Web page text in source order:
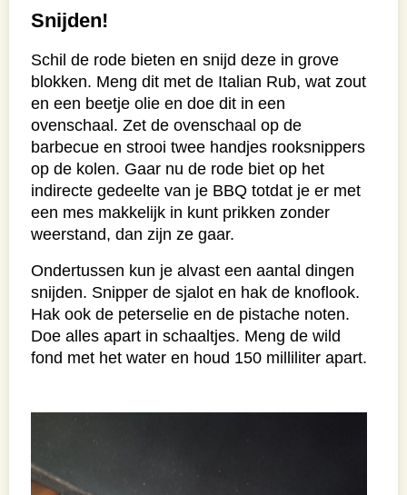
Snijden!
Schil de rode bieten en snijd deze in grove
blokken. Meng dit met de Italian Rub, wat zout
en een beetje olie en doe dit in een
ovenschaal. Zet de ovenschaal op de
barbecue en strooi twee handjes rooksnippers
op de kolen. Gaar nu de rode biet op het
indirecte gedeelte van je BBQ totdat je er met
een mes makkelijk in kunt prikken zonder
weerstand, dan zijn ze gaar.
Ondertussen kun je alvast een aantal dingen
snijden. Snipper de sjalot en hak de knoflook.
Hak ook de peterselie en de pistache noten.
Doe alles apart in schaaltjes. Meng de wild
fond met het water en houd 150 milliliter apart.